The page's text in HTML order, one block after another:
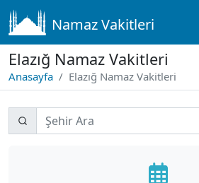
Namaz Vakitleri
Elazığ Namaz Vakitleri
Anasayfa Elazığ Namaz Vakitleri